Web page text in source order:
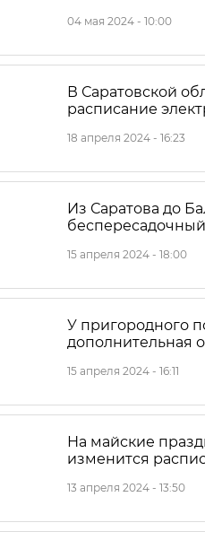
04 мая 2024 - 10:00
В Саратовской
расписание
18 апреля 2024 - 16:23
Из Саратова до
15 апреля 2024 - 18:00
У пригородного
дополнительная
15 апреля 2024 - 16:11
На майские
изменится
13 апреля 2024 - 13:50